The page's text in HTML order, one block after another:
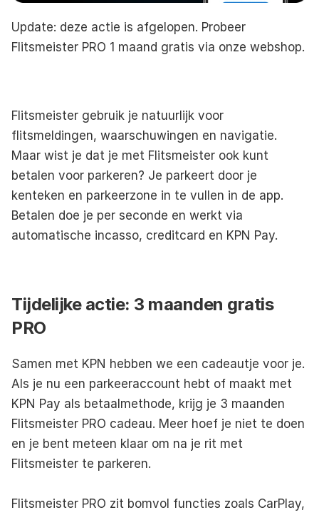
Flitsmeister PRO 1 maand gratis via onze webshop.
Flitsmeister gebruik je natuurlijk voor
flitsmeldingen, waarschuwingen en navigatie.
Maar wist je dat je met Flitsmeister ook kunt
betalen voor parkeren? Je parkeert door je
kenteken en parkeerzone in te vullen in de app.
Betalen doe je per seconde en werkt via
automatische incasso, creditcard en KPN Pay.
Tijdelijke actie: 3 maanden gratis
PRO
Samen met KPN hebben we een cadeautje voor je.
Als je nu een parkeeraccount hebt of maakt met
KPN Pay als betaalmethode, krijg je 3 maanden
Flitsmeister PRO cadeau. Meer hoef je niet te doen
en je bent meteen klaar om na je rit met
Flitsmeister te parkeren.
Flitsmeister PRO zit bomvol functies zoals CarPlay,